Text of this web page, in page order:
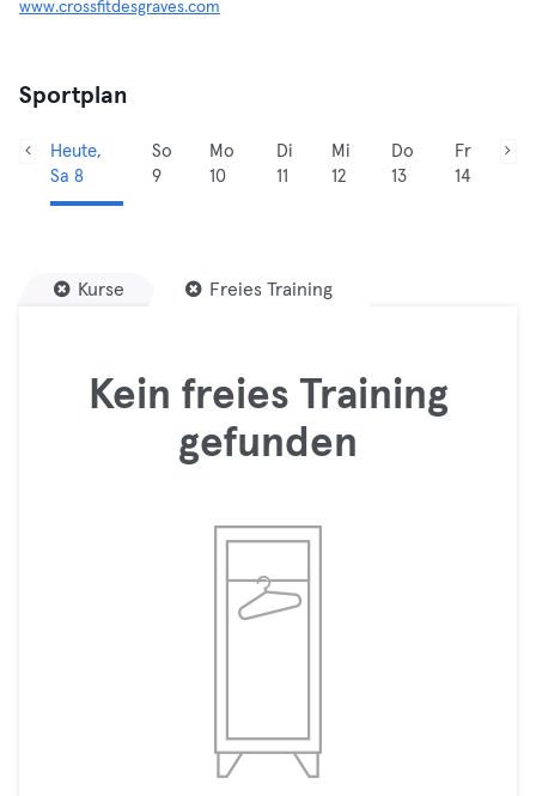
www.crossfitdesgraves.com
Sportplan
Heute,
Sa 8
So
9
Mo
10
Di
11
Mi
12
Do
13
Fr
14
Kurse Freies Training
Kein freies Training
gefunden